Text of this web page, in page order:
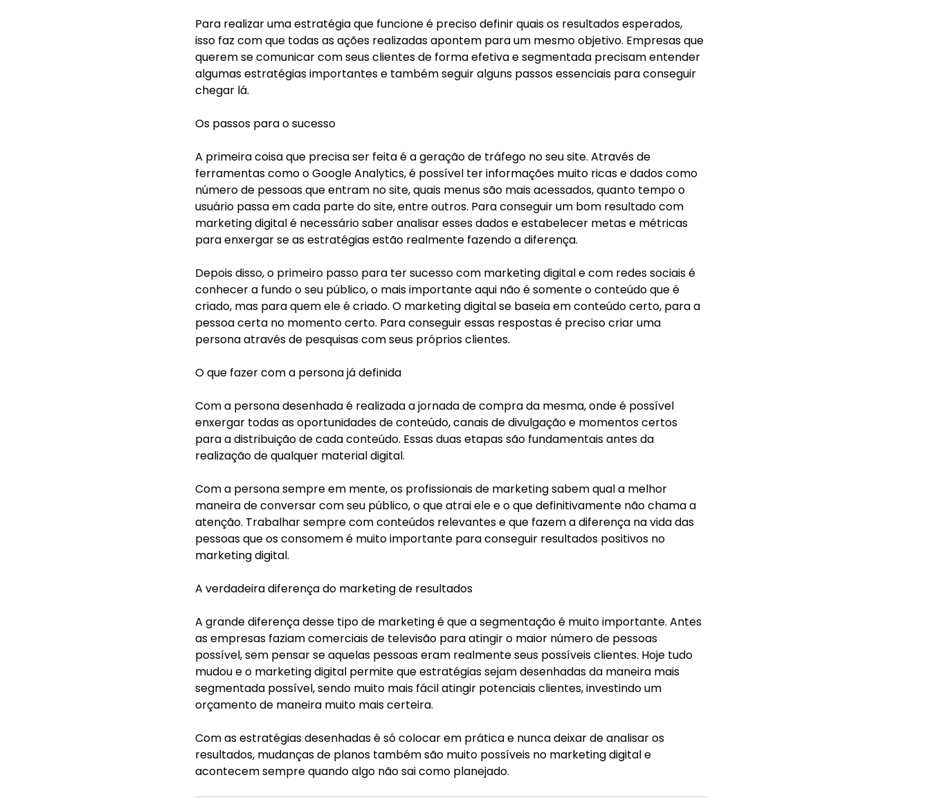
Para realizar uma estratégia que funcione é preciso definir quais os resultados esperados,
isso faz com que todas as ações realizadas apontem para um mesmo objetivo. Empresas que
querem se comunicar com seus clientes de forma efetiva e segmentada precisam entender
algumas estratégias importantes e também seguir alguns passos essenciais para conseguir
chegar lá.
Os passos para o sucesso
A primeira coisa que precisa ser feita é a geração de tráfego no seu site. Através de
ferramentas como o Google Analytics, é possível ter informações muito ricas e dados como
número de pessoas que entram no site, quais menus são mais acessados, quanto tempo o
usuário passa em cada parte do site, entre outros. Para conseguir um bom resultado com
marketing digital é necessário saber analisar esses dados e estabelecer metas e métricas
para enxergar se as estratégias estão realmente fazendo a diferença.
Depois disso, o primeiro passo para ter sucesso com marketing digital e com redes sociais é
conhecer a fundo o seu público, o mais importante aqui não é somente o conteúdo que é
criado, mas para quem ele é criado. O marketing digital se baseia em conteúdo certo, para a
pessoa certa no momento certo. Para conseguir essas respostas é preciso criar uma
persona através de pesquisas com seus próprios clientes.
O que fazer com a persona já definida
Com a persona desenhada é realizada a jornada de compra da mesma, onde é possível
enxergar todas as oportunidades de conteúdo, canais de divulgação e momentos certos
para a distribuição de cada conteúdo. Essas duas etapas são fundamentais antes da
realização de qualquer material digital.
Com a persona sempre em mente, os profissionais de marketing sabem qual a melhor
maneira de conversar com seu público, o que atrai ele e o que definitivamente não chama a
atenção. Trabalhar sempre com conteúdos relevantes e que fazem a diferença na vida das
pessoas que os consomem é muito importante para conseguir resultados positivos no
marketing digital.
A verdadeira diferença do marketing de resultados
A grande diferença desse tipo de marketing é que a segmentação é muito importante. Antes
as empresas faziam comerciais de televisão para atingir o maior número de pessoas
possível, sem pensar se aquelas pessoas eram realmente seus possíveis clientes. Hoje tudo
mudou e o marketing digital permite que estratégias sejam desenhadas da maneira mais
segmentada possível, sendo muito mais fácil atingir potenciais clientes, investindo um
orçamento de maneira muito mais certeira.
Com as estratégias desenhadas é só colocar em prática e nunca deixar de analisar os
resultados, mudanças de planos também são muito possíveis no marketing digital e
acontecem sempre quando algo não sai como planejado.